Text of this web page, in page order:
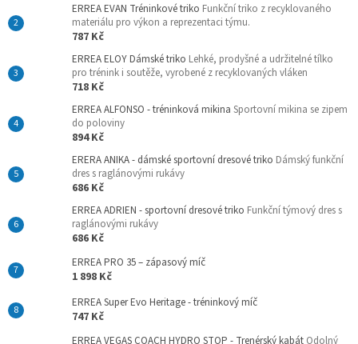
ERREA EVAN Tréninkové triko Funkční triko z recyklovaného
materiálu pro výkon a reprezentaci týmu.
787 Kč
ERREA ELOY Dámské triko Lehké, prodyšné a udržitelné tílko
pro trénink i soutěže, vyrobené z recyklovaných vláken
718 Kč
ERREA ALFONSO - tréninková mikina Sportovní mikina se zipem
do poloviny
894 Kč
ERERA ANIKA - dámské sportovní dresové triko Dámský funkční
dres s raglánovými rukávy
686 Kč
ERREA ADRIEN - sportovní dresové triko Funkční týmový dres s
raglánovými rukávy
686 Kč
ERREA PRO 35 – zápasový míč
1 898 Kč
ERREA Super Evo Heritage - tréninkový míč
747 Kč
ERREA VEGAS COACH HYDRO STOP - Trenérský kabát Odolný